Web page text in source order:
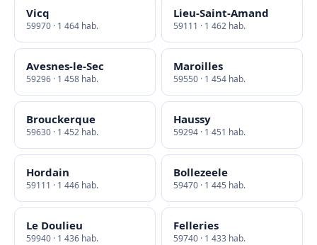
Vicq
59970 · 1 464 hab.
Lieu-Saint-Amand
59111 · 1 462 hab.
Avesnes-le-Sec
59296 · 1 458 hab.
Maroilles
59550 · 1 454 hab.
Brouckerque
59630 · 1 452 hab.
Haussy
59294 · 1 451 hab.
Hordain
59111 · 1 446 hab.
Bollezeele
59470 · 1 445 hab.
Le Doulieu
59940 · 1 436 hab.
Felleries
59740 · 1 433 hab.